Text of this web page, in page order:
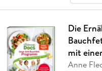
Die
mit
Anne